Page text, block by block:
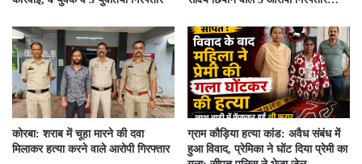
कोरबा: शराब में चूहा मारने की दवा
मिलाकर हत्या करने वाले आरोपी गिरफ्तार
ग्राम कौड़िया हत्या कांड: अवैध संबंध में
हुआ विवाद, प्रेमिका ने घोंट दिया प्रेमी का